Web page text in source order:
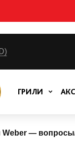
ГРИЛИ
Weber —